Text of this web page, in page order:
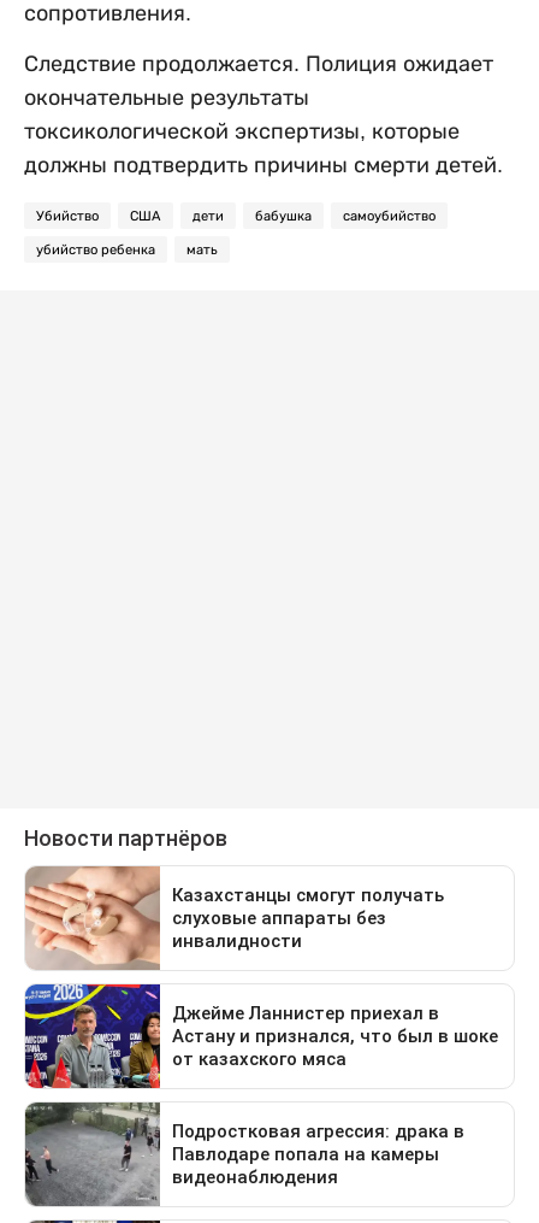
сопротивления.
Следствие продолжается. Полиция ожидает
окончательные результаты
токсикологической экспертизы, которые
должны подтвердить причины смерти детей.
Убийство США дети бабушка самоубийство
убийство ребенка мать